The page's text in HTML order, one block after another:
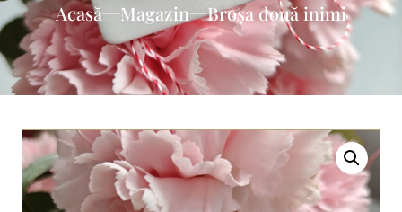
Acasă Magazin Broșa două inimi